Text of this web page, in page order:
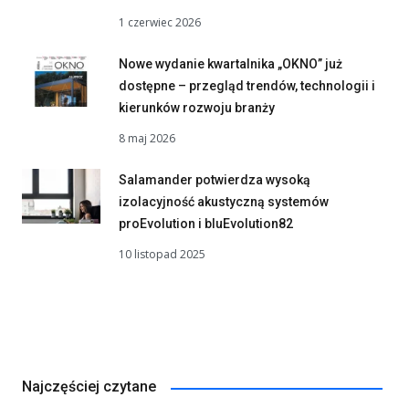
1 czerwiec 2026
Nowe wydanie kwartalnika „OKNO” już
dostępne – przegląd trendów, technologii i
kierunków rozwoju branży
8 maj 2026
Salamander potwierdza wysoką
izolacyjność akustyczną systemów
proEvolution i bluEvolution82
10 listopad 2025
Najczęściej czytane